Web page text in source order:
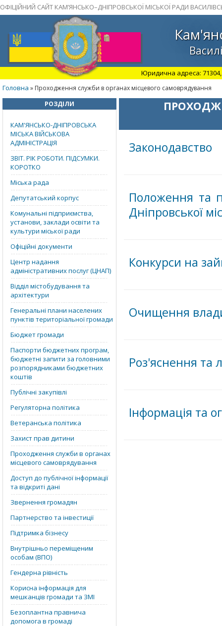
ОФІЦІЙНИЙ САЙТ КАМ’ЯНСЬКО–ДНІПРОВСЬКОЇ МІСЬКОЇ РАДИ
Юридична адреса: 71304,
Головна » Проходження служби в органах місцевого самоврядування
РОЗДІЛИ
КАМ'ЯНСЬКО-ДНІПРОВСЬКА
МІСЬКА ВІЙСЬКОВА
АДМІНІСТРАЦІЯ
ЗВІТ. РІК РОБОТИ. ПІДСУМКИ.
КОРОТКО
Міська рада
Депутатський корпус
Комунальні підприємства,
установи, заклади освіти та
культури міської ради
Офіційні документи
Центр надання
адміністративних послуг (ЦНАП)
Відділ містобудування та
архітектури
Генеральні плани населених
пунктів територіальної громади
Бюджет громади
Паспорти бюджетних програм,
бюджетні запити за головними
розпорядниками бюджетних
коштів
Публічні закупівлі
Регуляторна політика
Ветеранська політика
Захист прав дитини
Проходження служби в органах
місцевого самоврядування
Доступ до публічної інформації
та відкриті дані
Звернення громадян
Партнерство та інвестиції
Підтримка бізнесу
Внутрішньо переміщеним
особам (ВПО)
Гендерна рівність
Корисна інформація для
мешканців громади та ЗМІ
Безоплантна правнича
допомога в громаді
Законодавство
Положення та
Дніпровської
Конкурси на
Очищення
Роз'яснення
Інформація та